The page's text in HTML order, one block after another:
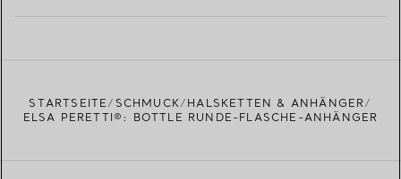
STARTSEITE SCHMUCK
HALSKETTEN & ANHÄNGER
ELSA PERETTI®: BOTTLE RUNDE-FLASCHE-ANHÄNGER